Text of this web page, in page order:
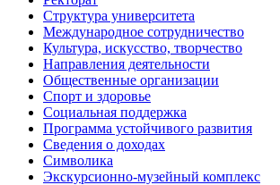
Структура университета
Международное сотрудничество
Культура, искусство, творчество
Направления деятельности
Общественные организации
Спорт и здоровье
Социальная поддержка
Программа устойчивого развития
Сведения о доходах
Символика
Экскурсионно-музейный комплекс